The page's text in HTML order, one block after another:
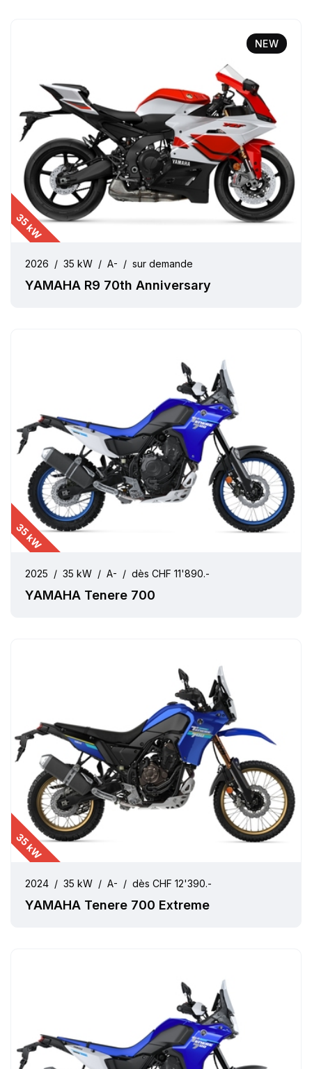
NEW
35 kW
2026 / 35 kW / A- / sur demande
YAMAHA R9 70th Anniversary
35 kW
2025 / 35 kW / A- / dès CHF 11'890.-
YAMAHA Tenere 700
35 kW
2024 / 35 kW / A- / dès CHF 12'390.-
YAMAHA Tenere 700 Extreme